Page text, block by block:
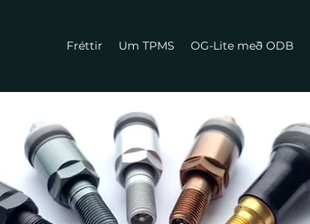
Fréttir Um TPMS OG-Lite með ODB